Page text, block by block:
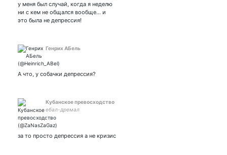
у меня был случай, когда я неделю
ни с кем не общался вообще… и
это была не депрессия!
Генрих АБель
А что, у собачки депрессия?
Кубанское превосходство
ебал-дремал
за то просто депрессия а не кризис